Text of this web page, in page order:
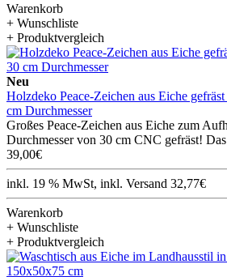
Warenkorb
+ Wunschliste
+ Produktvergleich
Neu
Holzdeko Peace-Zeichen aus Eiche
cm Durchmesser
Großes Peace-Zeichen aus Eiche zum
Durchmesser von 30 cm CNC gefräst! Das
39,00€
inkl. 19 % MwSt, inkl. Versand 32,77€
Warenkorb
+ Wunschliste
+ Produktvergleich